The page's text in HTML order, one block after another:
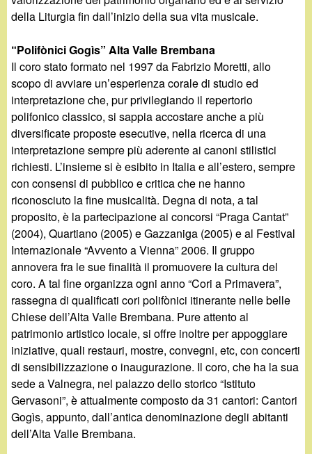
della Liturgia fin dall’inizio della sua vita musicale.
“Polifònici Gogìs” Alta Valle Brembana
Il coro stato formato nel 1997 da Fabrizio Moretti, allo
scopo di avviare un’esperienza corale di studio ed
interpretazione che, pur privilegiando il repertorio
polifonico classico, si sappia accostare anche a più
diversificate proposte esecutive, nella ricerca di una
interpretazione sempre più aderente ai canoni stilistici
richiesti. L’insieme si è esibito in Italia e all’estero, sempre
con consensi di pubblico e critica che ne hanno
riconosciuto la fine musicalità. Degna di nota, a tal
proposito, è la partecipazione ai concorsi “Praga Cantat”
(2004), Quartiano (2005) e Gazzaniga (2005) e al Festival
Internazionale “Avvento a Vienna” 2006. Il gruppo
annovera fra le sue finalità il promuovere la cultura del
coro. A tal fine organizza ogni anno “Cori a Primavera”,
rassegna di qualificati cori polifònici itinerante nelle belle
Chiese dell’Alta Valle Brembana. Pure attento al
patrimonio artistico locale, si offre inoltre per appoggiare
iniziative, quali restauri, mostre, convegni, etc, con concerti
di sensibilizzazione o inaugurazione. Il coro, che ha la sua
sede a Valnegra, nel palazzo dello storico “Istituto
Gervasoni”, è attualmente composto da 31 cantori: Cantori
Gogìs, appunto, dall’antica denominazione degli abitanti
dell’Alta Valle Brembana.